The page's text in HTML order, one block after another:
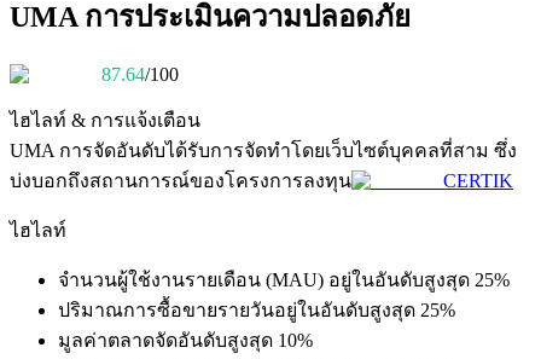
แนะนำ
คู่มือเริ่มต้นฟิวเจอร์ส
UMA การประเมินความปลอดภัย
87.64/100
ไฮไลท์ & การแจ้งเตือน
UMA การจัดอันดับได้รับการจัดทำโดยเว็บไซต์บุคคลที่สาม ซึ่ง
บ่งบอกถึงสถานการณ์ของโครงการลงทุน
CERTIK
ไฮไลท์
จำนวนผู้ใช้งานรายเดือน (MAU) อยู่ในอันดับสูงสุด 25%
ปริมาณการซื้อขายรายวันอยู่ในอันดับสูงสุด 25%
มูลค่าตลาดจัดอันดับสูงสุด 10%